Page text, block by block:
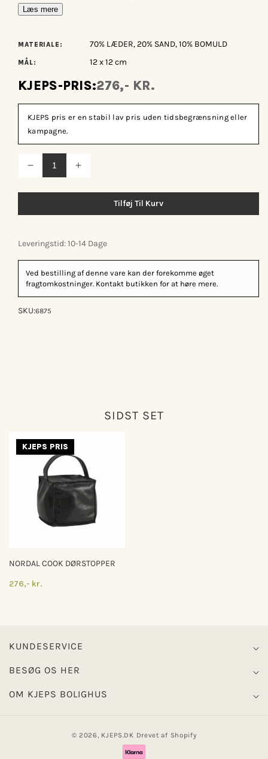
Læs mere
MATERIALE: 70% LÆDER, 20% SAND, 10% BOMULD
MÅL: 12 x 12 cm
KJEPS-PRIS:276,- KR.
KJEPS pris er en stabil lav pris uden tidsbegrænsning eller
kampagne.
Reducer
antallet
dørstopper
Øg
dørstopper
Tilføj Til Kurv
Leveringstid: 10-14 Dage
Ved bestilling af denne vare kan der forekomme øget
fragtomkostninger. Kontakt butikken for at høre mere.
SKU:6875
SIDST SET
KJEPS PRIS
NORDAL COOK DØRSTOPPER
276,- kr.
KUNDESERVICE
BESØG OS HER
OM KJEPS BOLIGHUS
© 2026, KJEPS.DK Drevet af Shopify
Betalingsmetoder